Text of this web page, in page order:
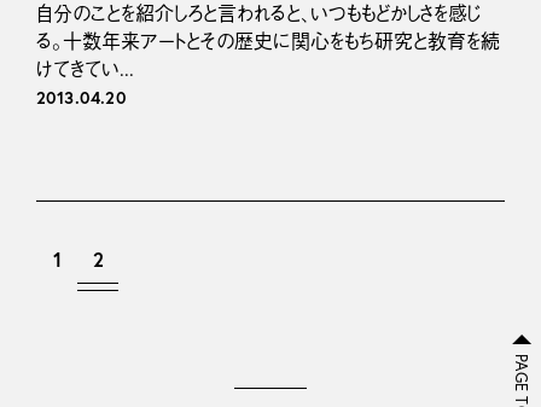
自分のことを紹介しろと言われると、いつももどかしさを感じ
る。十数年来アートとその歴史に関心をもち研究と教育を続
けてきてい...
2013.04.20
1 2
PAGE TOP